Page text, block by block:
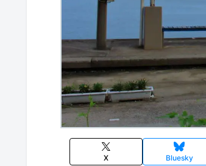
X Bluesky